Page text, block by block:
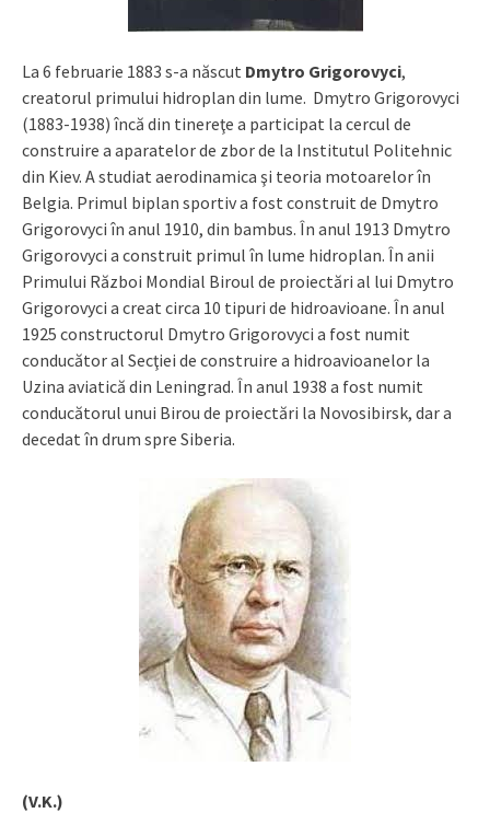
La 6 februarie 1883 s-a născut Dmytro Grigorovyci,
creatorul primului hidroplan din lume. Dmytro Grigorovyci
(1883-1938) încă din tinereţe a participat la cercul de
construire a aparatelor de zbor de la Institutul Politehnic
din Kiev. A studiat aerodinamica şi teoria motoarelor în
Belgia. Primul biplan sportiv a fost construit de Dmytro
Grigorovyci în anul 1910, din bambus. În anul 1913 Dmytro
Grigorovyci a construit primul în lume hidroplan. În anii
Primului Război Mondial Biroul de proiectări al lui Dmytro
Grigorovyci a creat circa 10 tipuri de hidroavioane. În anul
1925 constructorul Dmytro Grigorovyci a fost numit
conducător al Secţiei de construire a hidroavioanelor la
Uzina aviatică din Leningrad. În anul 1938 a fost numit
conducătorul unui Birou de proiectări la Novosibirsk, dar a
decedat în drum spre Siberia.
(V.K.)